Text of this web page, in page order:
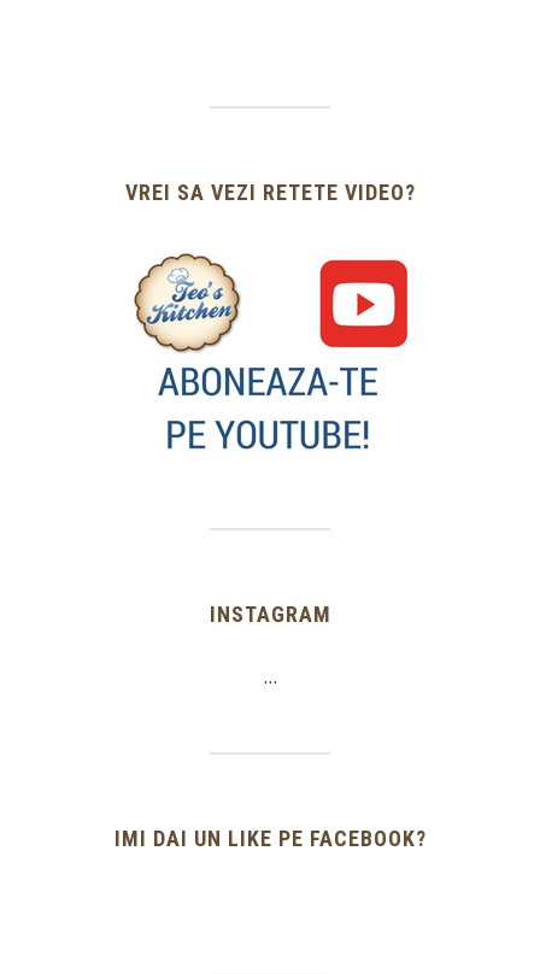
VREI SA VEZI RETETE VIDEO?
INSTAGRAM
…
IMI DAI UN LIKE PE FACEBOOK?